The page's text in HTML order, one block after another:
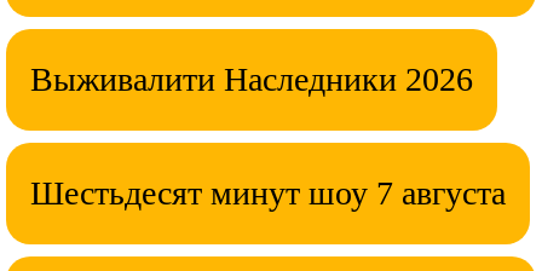
Выживалити Наследники 2026
Шестьдесят минут шоу 7 августа